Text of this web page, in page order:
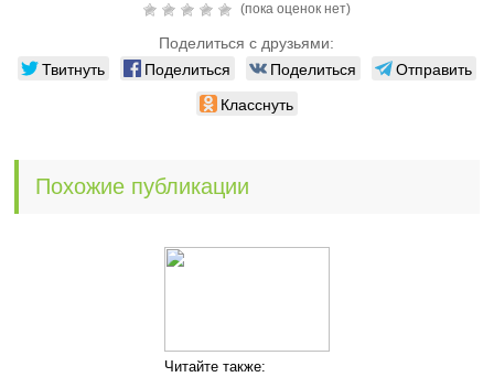
(пока оценок нет)
Поделиться с друзьями:
Твитнуть Поделиться Поделиться
Отправить
Класснуть
Похожие публикации
Читайте также: